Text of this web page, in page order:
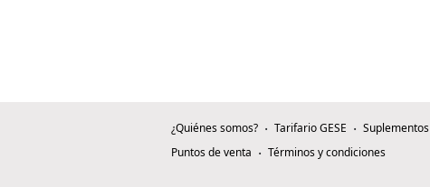
¿Quiénes somos? Tarifario GESE Suplementos
Puntos de venta
Términos y condiciones